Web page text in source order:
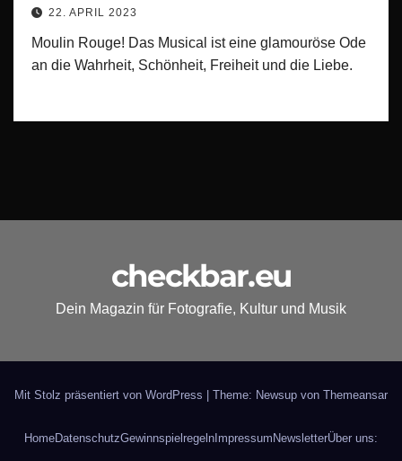
22. APRIL 2023
Moulin Rouge! Das Musical ist eine glamouröse Ode
an die Wahrheit, Schönheit, Freiheit und die Liebe.
checkbar.eu
Dein Magazin für Fotografie, Kultur und Musik
Mit Stolz präsentiert von WordPress Theme: Newsup von Themeansar
HomeDatenschutzGewinnspielregeln Impressum NewsletterÜber uns: